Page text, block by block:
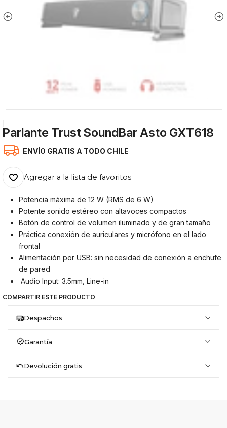
Parlante Trust SoundBar Asto GXT618
ENVÍO GRATIS A TODO CHILE
Agregar a la lista de favoritos
Potencia máxima de 12 W (RMS de 6 W)
Potente sonido estéreo con altavoces compactos
Botón de control de volumen iluminado y de gran tamaño
Práctica conexión de auriculares y micrófono en el lado
frontal
Alimentación por USB: sin necesidad de conexión a enchufe
de pared
Audio Input: 3.5mm, Line-in
COMPARTIR ESTE PRODUCTO
Despachos
Garantía
Devolución gratis